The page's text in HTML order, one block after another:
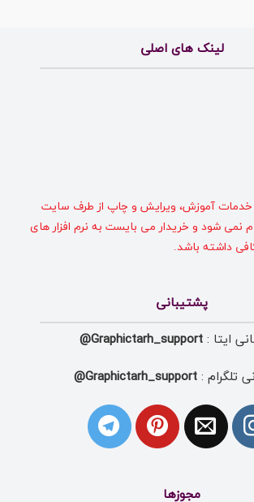
لینک های اصلی
خدمات آموزش، ویرایش و چاپ از طرف سایت
نمی شود و خریدار می بایست به نرم افزار های
داشته باشد.
پشتیبانی
ایتا : Graphictarh_support@
تلگرام :Graphictarh_support@
مجوزها